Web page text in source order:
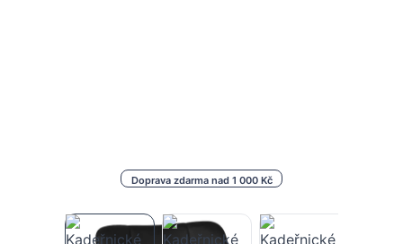
Doprava zdarma nad 1 000 Kč